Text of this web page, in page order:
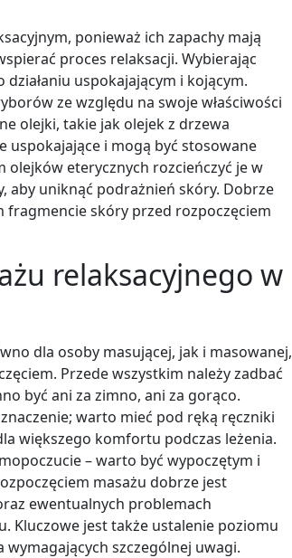
ponieważ ich zapachy mają
proces relaksacji. Wybierając
uspokajającym i kojącym.
ze względu na swoje właściwości
olejki, takie jak olejek z drzewa
uspokajające i mogą być stosowane
olejków eterycznych rozcieńczyć je w
aby uniknąć podrażnień skóry. Dobrze
fragmencie skóry przed rozpoczęciem
relaksacyjnego w
dla osoby masującej, jak i masowanej,
Przede wszystkim należy zadbać
być ani za zimno, ani za gorąco.
warto mieć pod ręką ręczniki
większego komfortu podczas leżenia.
– warto być wypoczętym i
masażu dobrze jest
ewentualnych problemach
Kluczowe jest także ustalenie poziomu
wymagających szczególnej uwagi.